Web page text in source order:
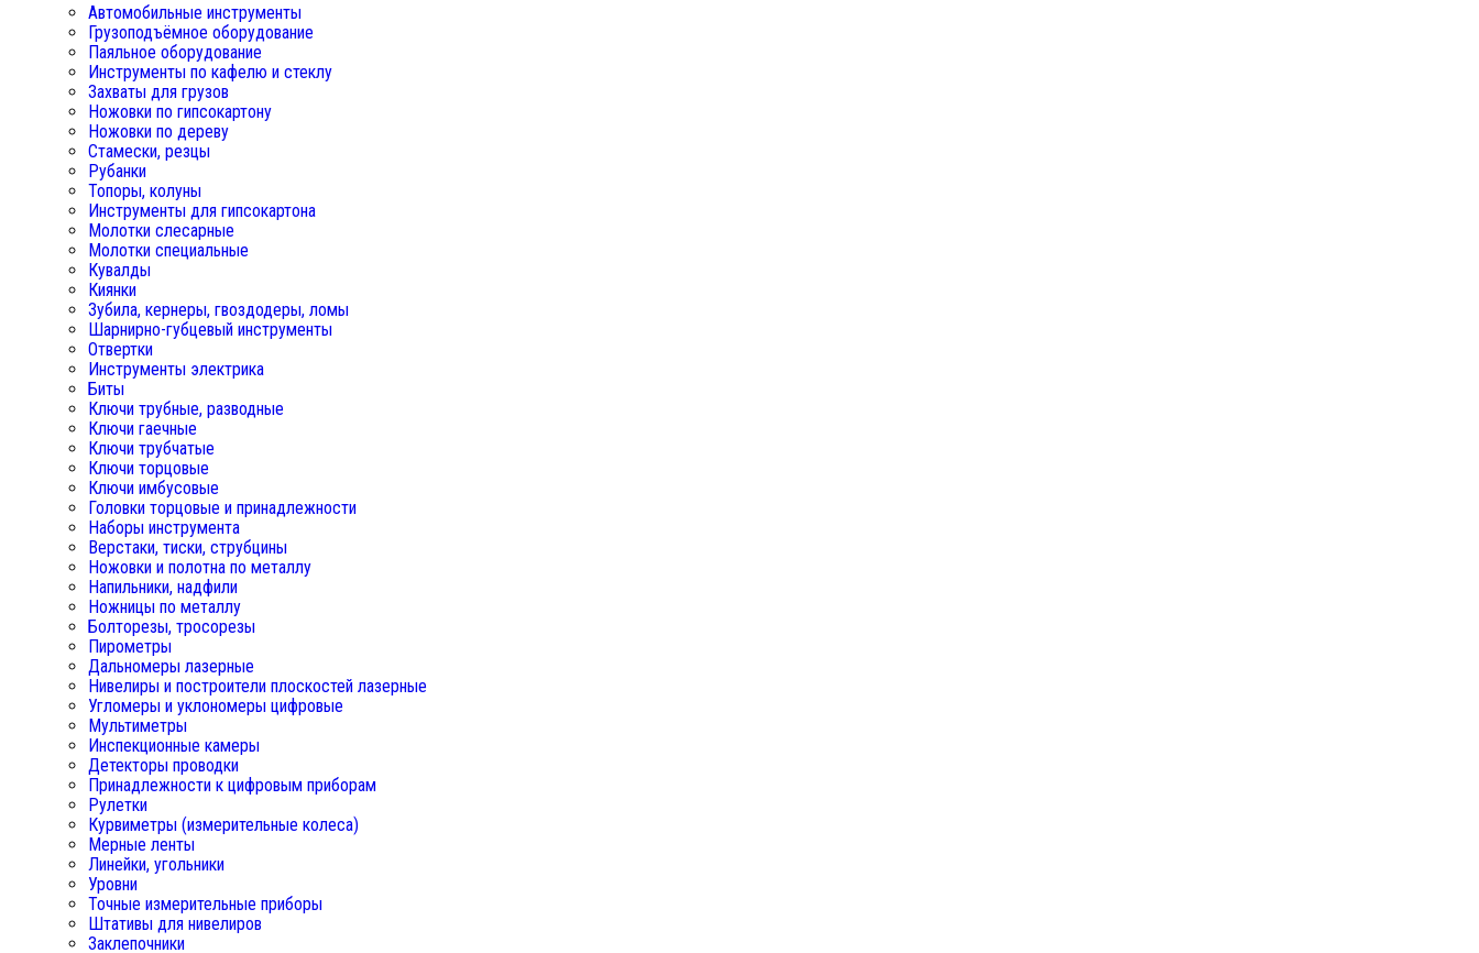
Автомобильные инструменты
Грузоподъёмное оборудование
Паяльное оборудование
Инструменты по кафелю и стеклу
Захваты для грузов
Ножовки по гипсокартону
Ножовки по дереву
Стамески, резцы
Рубанки
Топоры, колуны
Инструменты для гипсокартона
Молотки слесарные
Молотки специальные
Кувалды
Киянки
Зубила, кернеры, гвоздодеры, ломы
Шарнирно-губцевый инструменты
Отвертки
Инструменты электрика
Биты
Ключи трубные, разводные
Ключи гаечные
Ключи трубчатые
Ключи торцовые
Ключи имбусовые
Головки торцовые и принадлежности
Наборы инструмента
Верстаки, тиски, струбцины
Ножовки и полотна по металлу
Напильники, надфили
Ножницы по металлу
Болторезы, тросорезы
Пирометры
Дальномеры лазерные
Нивелиры и построители плоскостей лазерные
Угломеры и уклономеры цифровые
Мультиметры
Инспекционные камеры
Детекторы проводки
Принадлежности к цифровым приборам
Рулетки
Курвиметры (измерительные колеса)
Мерные ленты
Линейки, угольники
Уровни
Точные измерительные приборы
Штативы для нивелиров
Заклепочники